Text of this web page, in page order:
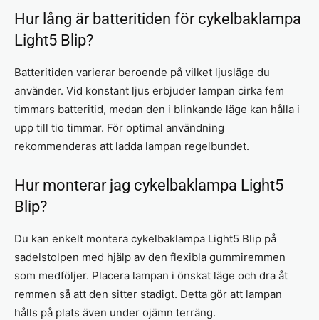
Hur lång är batteritiden för cykelbaklampa
Light5 Blip?
Batteritiden varierar beroende på vilket ljusläge du
använder. Vid konstant ljus erbjuder lampan cirka fem
timmars batteritid, medan den i blinkande läge kan hålla i
upp till tio timmar. För optimal användning
rekommenderas att ladda lampan regelbundet.
Hur monterar jag cykelbaklampa Light5
Blip?
Du kan enkelt montera cykelbaklampa Light5 Blip på
sadelstolpen med hjälp av den flexibla gummiremmen
som medföljer. Placera lampan i önskat läge och dra åt
remmen så att den sitter stadigt. Detta gör att lampan
hålls på plats även under ojämn terräng.